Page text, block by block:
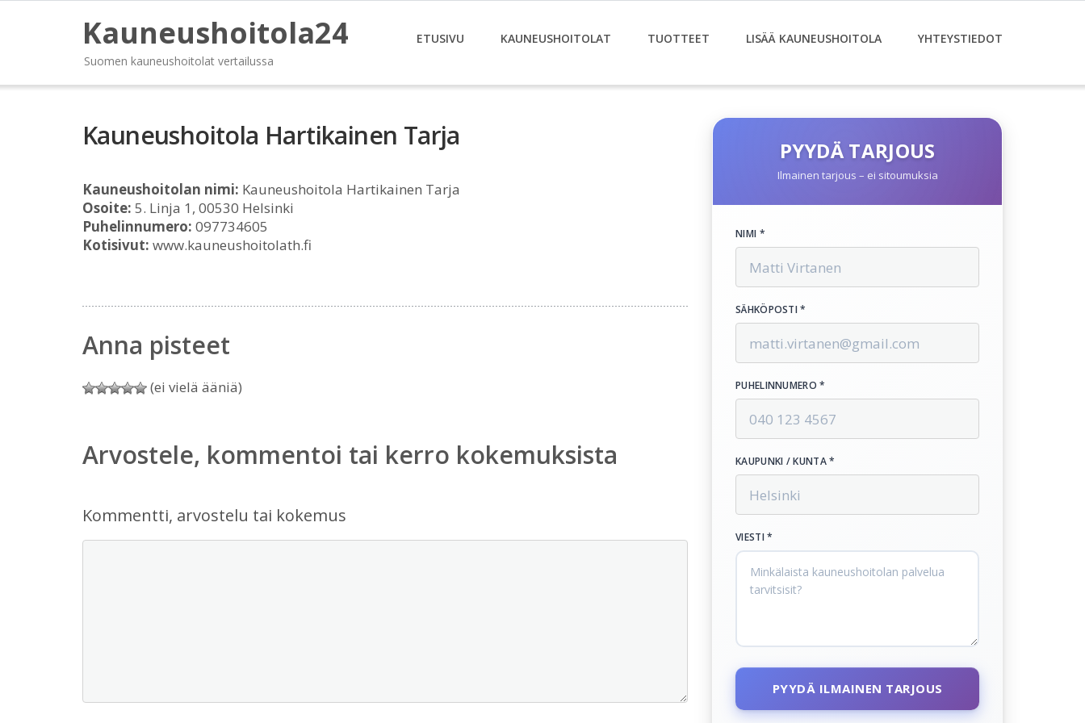
Kauneushoitola24
Suomen kauneushoitolat vertailussa
ETUSIVU KAUNEUSHOITOLAT TUOTTEET LISÄÄ KAUNEUSHOITOLA YHTEYSTIEDOT
Kauneushoitola Hartikainen Tarja
Kauneushoitolan nimi: Kauneushoitola Hartikainen Tarja
Osoite: 5. Linja 1, 00530 Helsinki
Puhelinnumero: 097734605
Kotisivut: www.kauneushoitolath.fi
Anna pisteet
(ei vielä ääniä)
Arvostele, kommentoi tai kerro kokemuksista
Kommentti, arvostelu tai kokemus
PYYDÄ TARJOUS
Ilmainen tarjous – ei sitoumuksia
NIMI *
SÄHKÖPOSTI *
PUHELINNUMERO *
KAUPUNKI / KUNTA *
VIESTI *
PYYDÄ ILMAINEN TARJOUS